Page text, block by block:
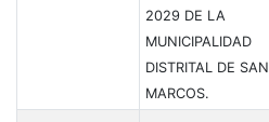
2029 DE LA
MUNICIPALIDAD
DISTRITAL DE SAN
MARCOS.